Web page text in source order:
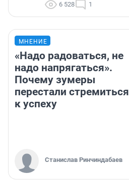
6 528 1
МНЕНИЕ
«Надо радоваться, не
надо напрягаться».
Почему зумеры
перестали стремиться
к успеху
Станислав Ринчиндабаев